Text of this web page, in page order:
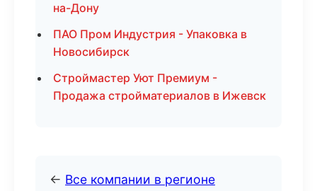
на-Дону
ПАО Пром Индустрия - Упаковка в
Новосибирск
Строймастер Уют Премиум -
Продажа стройматериалов в Ижевск
← Все компании в регионе